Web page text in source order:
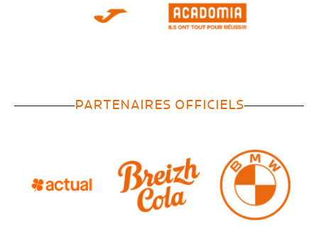
PARTENAIRES OFFICIELS